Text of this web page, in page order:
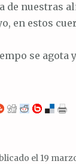
de nuestras
en estos
se agota
el 19